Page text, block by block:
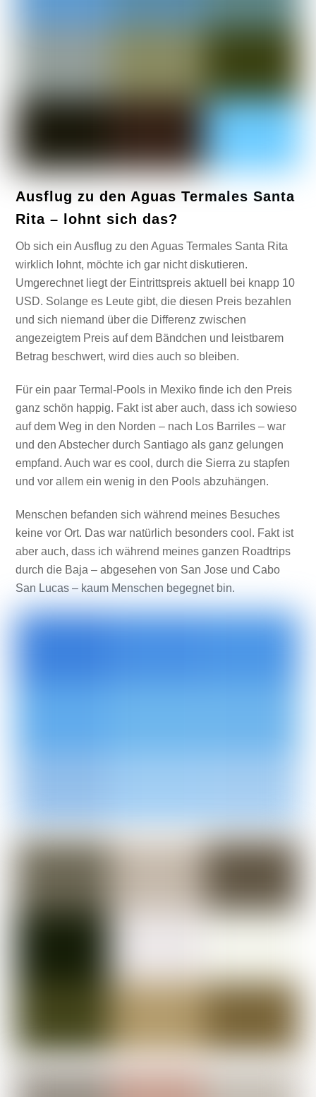
Ausflug zu den Aguas Termales Santa
Rita – lohnt sich das?
Ob sich ein Ausflug zu den Aguas Termales Santa Rita
wirklich lohnt, möchte ich gar nicht diskutieren.
Umgerechnet liegt der Eintrittspreis aktuell bei knapp 10
USD. Solange es Leute gibt, die diesen Preis bezahlen
und sich niemand über die Differenz zwischen
angezeigtem Preis auf dem Bändchen und leistbarem
Betrag beschwert, wird dies auch so bleiben.
Für ein paar Termal-Pools in Mexiko finde ich den Preis
ganz schön happig. Fakt ist aber auch, dass ich sowieso
auf dem Weg in den Norden – nach Los Barriles – war
und den Abstecher durch Santiago als ganz gelungen
empfand. Auch war es cool, durch die Sierra zu stapfen
und vor allem ein wenig in den Pools abzuhängen.
Menschen befanden sich während meines Besuches
keine vor Ort. Das war natürlich besonders cool. Fakt ist
aber auch, dass ich während meines ganzen Roadtrips
durch die Baja – abgesehen von San Jose und Cabo
San Lucas – kaum Menschen begegnet bin.